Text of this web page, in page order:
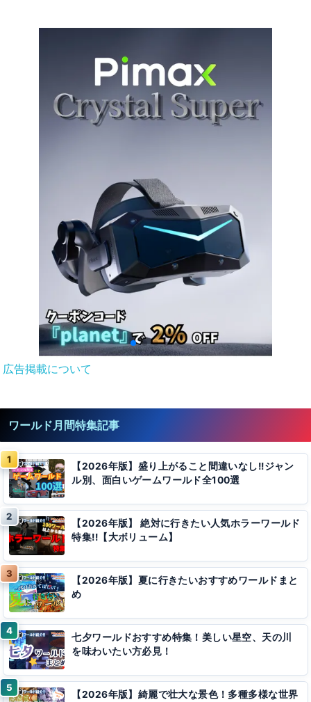
広告掲載について
ワールド月間特集記事
【2026年版】盛り上がること間違いなし!!ジャン
ル別、面白いゲームワールド全100選
【2026年版】 絶対に行きたい人気ホラーワールド
特集!!【大ボリューム】
【2026年版】夏に行きたいおすすめワールドまと
め
七夕ワールドおすすめ特集！美しい星空、天の川
を味わいたい方必見！
【2026年版】綺麗で壮大な景色！多種多様な世界